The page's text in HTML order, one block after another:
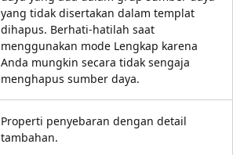
yang tidak disertakan dalam templat
dihapus. Berhati-hatilah saat
menggunakan mode Lengkap karena
Anda mungkin secara tidak sengaja
menghapus sumber daya.
Properti penyebaran dengan detail
tambahan.